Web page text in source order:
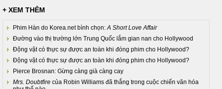
+ XEM THÊM
Phim Hàn do Korea.net bình chọn:A Short Love Affair
Đường vào thị trường lớn Trung Quốc lắm gian nan cho Hollywood
Động vật có thực sự được an toàn khi đóng phim cho Hollywood?
Động vật có thực sự được an toàn khi đóng phim cho Hollywood?
Pierce Brosnan: Gừng càng già càng cay
Mrs. Doubtfire của Robin Williams đã thắng trong cuộc chiến văn hóa